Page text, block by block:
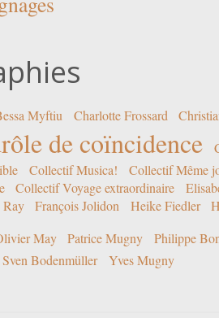
Myftiu Charlotte Frossard
de coïncidence
Collectif Musica! Collectif Même
Collectif Voyage extraordinaire
Ray François Jolidon Heike Fiedler
May Patrice Mugny Philippe
Sven Bodenmüller Yves Mugny